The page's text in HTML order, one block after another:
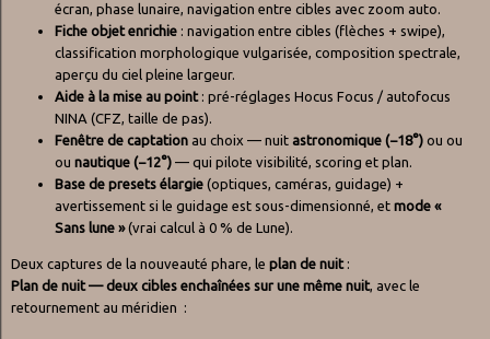
écran, phase lunaire, navigation entre cibles avec zoom auto.
Fiche objet enrichie : navigation entre cibles (flèches + swipe),
classification morphologique vulgarisée, composition spectrale,
aperçu du ciel pleine largeur.
Aide à la mise au point: pré-réglages Hocus Focus / autofocus
NINA (CFZ, taille de pas).
Fenêtre de captation au choix — nuit astronomique (−18°) ou ou
ou nautique (−12°) — qui pilote visibilité, scoring et plan.
Base de presets élargie (optiques, caméras, guidage) +
avertissement si le guidage est sous-dimensionné, et mode «
Sans lune »(vrai calcul à 0 % de Lune).
Deux captures de la nouveauté phare, le plan de nuit:
Plan de nuit — deux cibles enchaînées sur une même nuit, avec le
retournement au méridien :